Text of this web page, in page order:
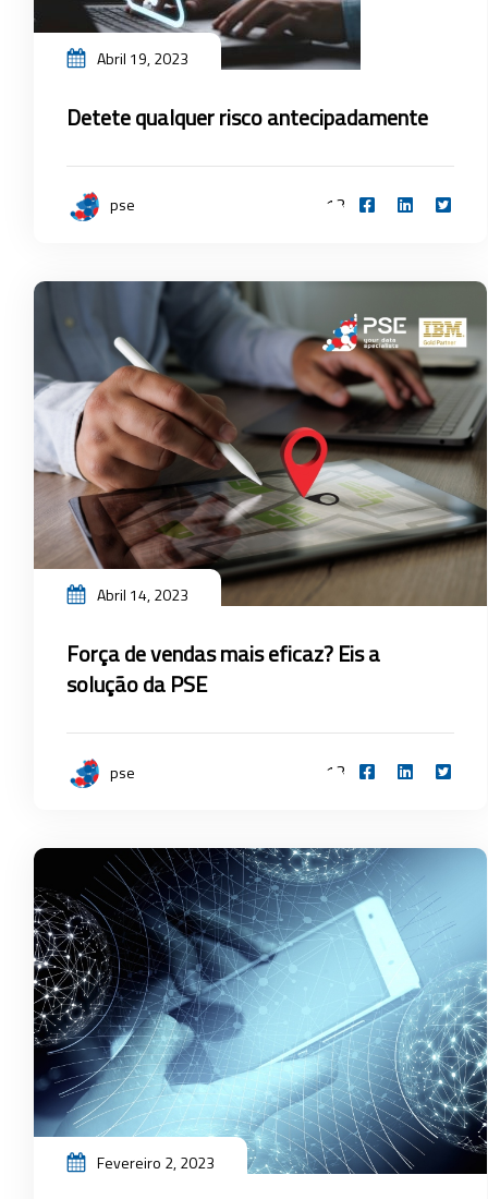
Abril 19, 2023
Detete qualquer risco antecipadamente
pse 13
Abril 14, 2023
Força de vendas mais eficaz? Eis a
solução da PSE
pse 13
Fevereiro 2, 2023